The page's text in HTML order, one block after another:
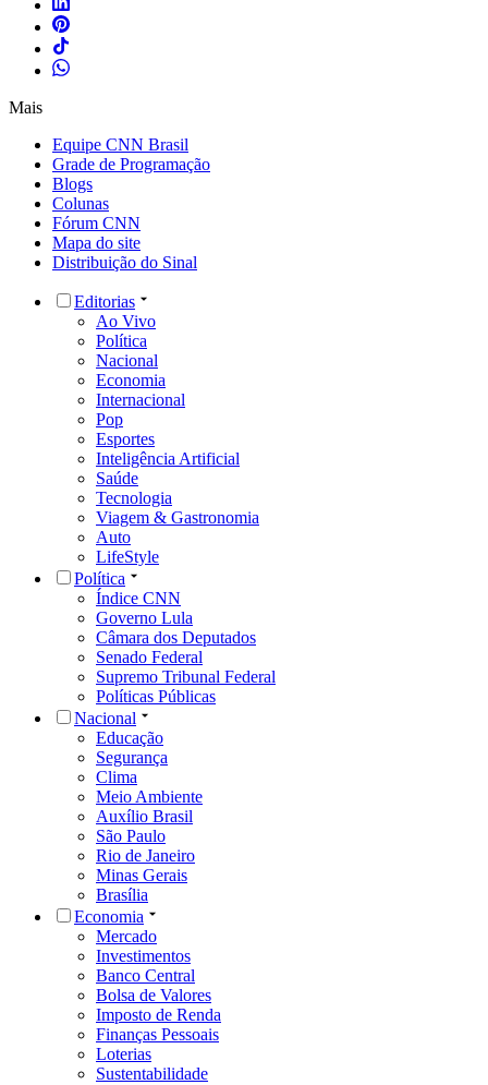
Mais
Equipe CNN Brasil
Grade de Programação
Blogs
Colunas
Fórum CNN
Mapa do site
Distribuição do Sinal
Editorias
Ao Vivo
Política
Nacional
Economia
Internacional
Pop
Esportes
Inteligência Artificial
Saúde
Tecnologia
Viagem & Gastronomia
Auto
LifeStyle
Política
Índice CNN
Governo Lula
Câmara dos Deputados
Senado Federal
Supremo Tribunal Federal
Políticas Públicas
Nacional
Educação
Segurança
Clima
Meio Ambiente
Auxílio Brasil
São Paulo
Rio de Janeiro
Minas Gerais
Brasília
Economia
Mercado
Investimentos
Banco Central
Bolsa de Valores
Imposto de Renda
Finanças Pessoais
Loterias
Sustentabilidade